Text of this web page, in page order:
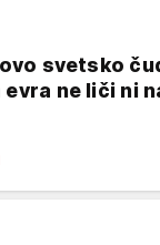
svetsko
ne liči ni